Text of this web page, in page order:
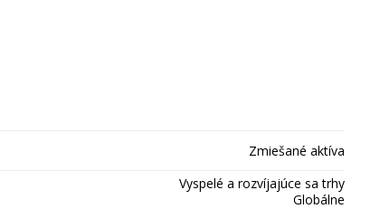
Zmiešané aktíva
Vyspelé a rozvíjajúce sa trhy
Globálne